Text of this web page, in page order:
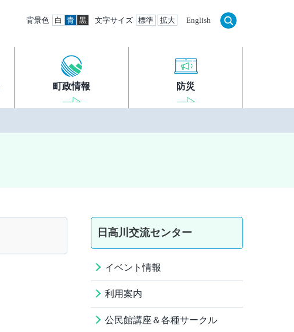
背景色 白 青 黒 文字サイズ 標準 拡大 English
町政情報 防災
日高川交流センター
イベント情報
利用案内
公民館講座＆各種サークル